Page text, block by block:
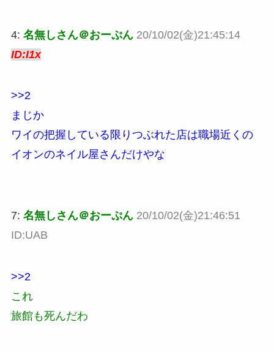
4: 名無しさん＠おーぷん 20/10/02(金)21:45:14
ID:I1x
>>2
まじか
ワイの把握している限りつぶれた店は職場近くの
イオンのネイル屋さんだけやな
7: 名無しさん＠おーぷん 20/10/02(金)21:46:51
ID:UAB
>>2
これ
旅館も死んだわ